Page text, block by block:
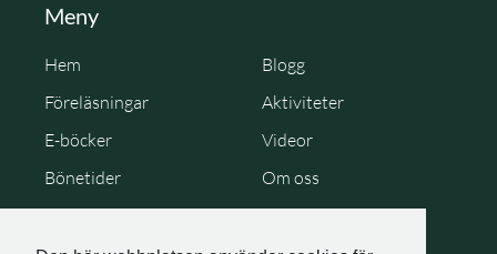
Meny
Hem
Blogg
Föreläsningar
Aktiviteter
E-böcker
Videor
Bönetider
Om oss
Cookie Policy
Personuppgiftspolicy